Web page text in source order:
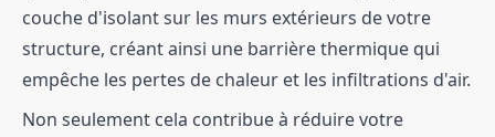
couche d'isolant sur les murs extérieurs de votre
structure, créant ainsi une barrière thermique qui
empêche les pertes de chaleur et les infiltrations d'air.
Non seulement cela contribue à réduire votre